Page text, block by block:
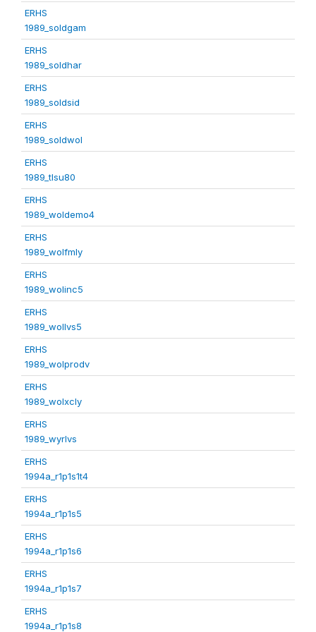
ERHS
1989_soldgam
ERHS
1989_soldhar
ERHS
1989_soldsid
ERHS
1989_soldwol
ERHS
1989_tlsu80
ERHS
1989_woldemo4
ERHS
1989_wolfmly
ERHS
1989_wolinc5
ERHS
1989_wollvs5
ERHS
1989_wolprodv
ERHS
1989_wolxcly
ERHS
1989_wyrlvs
ERHS
1994a_r1p1s1t4
ERHS
1994a_r1p1s5
ERHS
1994a_r1p1s6
ERHS
1994a_r1p1s7
ERHS
1994a_r1p1s8